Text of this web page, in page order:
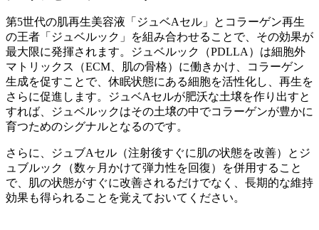
第5世代の肌再生美容液「ジュベAセル」とコラーゲン再生
の王者「ジュベルック」を組み合わせることで、その効果が
最大限に発揮されます。ジュベルック（PDLLA）は細胞外
マトリックス（ECM、肌の骨格）に働きかけ、コラーゲン
生成を促すことで、休眠状態にある細胞を活性化し、再生を
さらに促進します。ジュベAセルが肥沃な土壌を作り出すと
すれば、ジュベルックはその土壌の中でコラーゲンが豊かに
育つためのシグナルとなるのです。
さらに、ジュブAセル（注射後すぐに肌の状態を改善）とジ
ュブルック（数ヶ月かけて弾力性を回復）を併用すること
で、肌の状態がすぐに改善されるだけでなく、長期的な維持
効果も得られることを覚えておいてください。